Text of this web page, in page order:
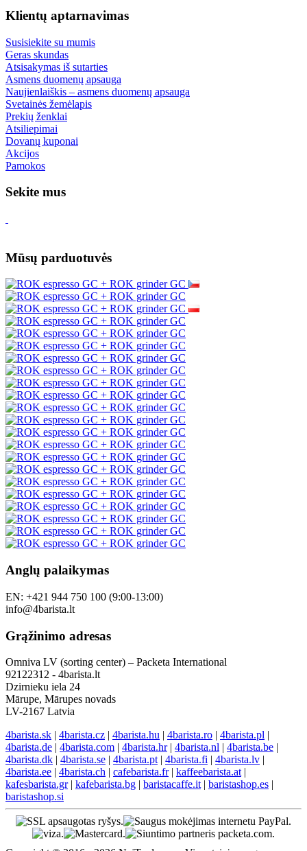
Klientų aptarnavimas
Susisiekite su mumis
Geras skundas
Atsisakymas iš sutarties
Asmens duomenų apsauga
Naujienlaiškis – asmens duomenų apsauga
Svetainės žemėlapis
Prekių ženklai
Atsiliepimai
Dovanų kuponai
Akcijos
Pamokos
Sekite mus
Mūsų parduotuvės
Anglų palaikymas
EN: +421 944 750 100 (9:00-13:00)
info@4barista.lt
Grąžinimo adresas
Omniva LV (sorting center) – Packeta International
92122312 - 4barista.lt
Dzirnieku iela 24
Mārupe, Mārupes novads
LV-2167 Latvia
4barista.sk | 4barista.cz | 4barista.hu | 4barista.ro | 4barista.pl |
4barista.de | 4barista.com | 4barista.hr| 4barista.nl | 4barista.be |
4barista.dk | 4barista.se | 4barista.pt | 4barista.fi | 4barista.lv |
4barista.ee | 4barista.ch | cafebarista.fr| kaffeebarista.at |
kafesbarista.gr| kafebarista.bg | baristacaffe.it | baristashop.es |
baristashop.si